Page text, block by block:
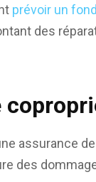
prévoir un
des
assurance
des